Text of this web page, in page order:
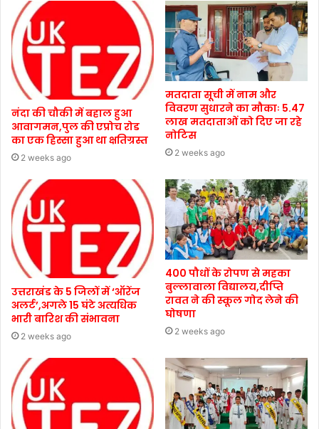
नंदा की चौकी में बहाल हुआ
आवागमन,पुल की एप्रोच रोड
का एक हिस्सा हुआ था क्षतिग्रस्त
2 weeks ago
मतदाता सूची में नाम और
विवरण सुधारने का मौकाः 5.47
लाख मतदाताओं को दिए जा रहे
नोटिस
2 weeks ago
उत्तराखंड के 5 जिलों में ‘ऑरेंज
अलर्ट’,अगले 15 घंटे अत्यधिक
भारी बारिश की संभावना
2 weeks ago
400 पौधों के रोपण से महका
बुल्लावाला विद्यालय,दीप्ति
रावत ने की स्कूल गोद लेने की
घोषणा
2 weeks ago